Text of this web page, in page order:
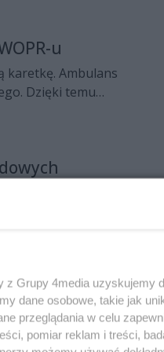
u
karetkę. Ambulans
Dzięki temu
sarin i blisko
nich m.in
dla
z Grupy 4media uzyskujemy
dane osobowe, takie jak
przeglądania w celu
pomiar reklam i treści,